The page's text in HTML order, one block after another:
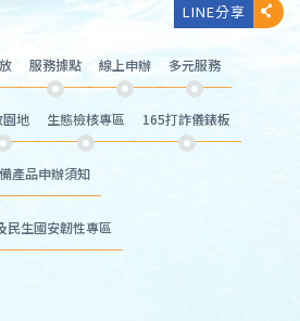
LINE分享
服務據點 線上申辦 多元服務
園地 生態檢核專區 165打詐儀錶板
產品申辦須知
民生國安韌性專區